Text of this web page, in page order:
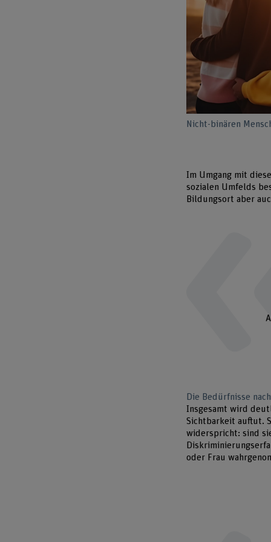
Nicht-binären
Im Umgang mit
sozialen Umfelds
Bildungsort aber
Die Bedürfnisse
Insgesamt wird
Sichtbarkeit auftut.
widerspricht: sind
oder Frau